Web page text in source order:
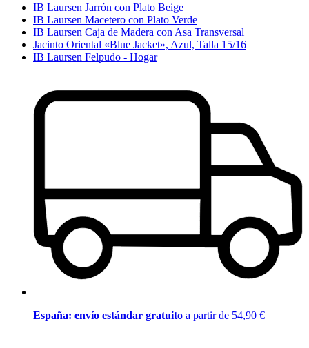
IB Laursen Jarrón con Plato Beige
IB Laursen Macetero con Plato Verde
IB Laursen Caja de Madera con Asa Transversal
Jacinto Oriental «Blue Jacket», Azul, Talla 15/16
IB Laursen Felpudo - Hogar
España: envío estándar gratuito a partir de 54,90 €